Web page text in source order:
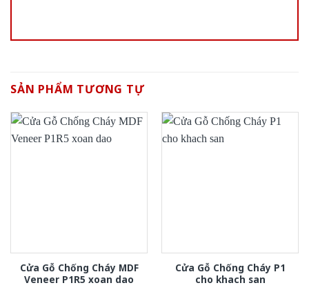
SẢN PHẨM TƯƠNG TỰ
Cửa Gỗ Chống Cháy MDF
Veneer P1R5 xoan dao
Cửa Gỗ Chống Cháy P1
cho khach san